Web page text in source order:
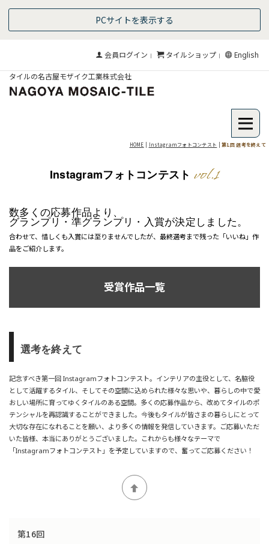
PCサイトを表示する
会員ログイン タイルショップ English
タイルの名古屋モザイク工業株式会社
HOME Instagramフォトコンテスト |第1回 選考を終えて
Instagramフォトコンテスト vol.1
数多くの応募作品より、
グランプリ・準グランプリ ・入賞が決定しました。
合わせて、惜しくも入賞には至りませんでしたが、最終選考まで残った「いいね」作
品をご紹介します。
受賞作品一覧
選考を終えて
記念すべき第一回 Instagramフォトコンテスト。インテリアの主役として、名脇役
として活躍するタイル、そしてその空間に込められた様々な思いや、暮らしの中で愛
おしい場所に育ってゆくタイルのある空間。多くの応募作品から、改めてタイルのポ
テンシャルを再認識することができました。今後もタイルが皆さまの暮らしにとって
大切な存在になれることを願い、より多くの情報を発信していきます。ご応募いただ
いた皆様、本当にありがとうございました。これからも様々なテーマで
「Instagramフォトコンテスト」を予定していますので、奮ってご応募ください！
第16回